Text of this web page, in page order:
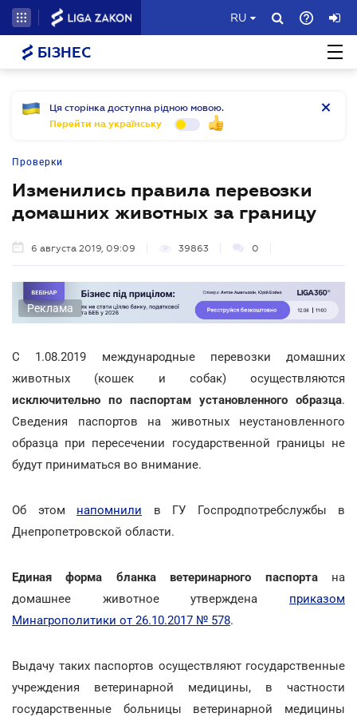
RU
БІЗНЕС
Ця сторінка доступна рідною мовою.
Перейти на українську
Проверки
Изменились правила перевозки
домашних животных за границу
6 августа 2019, 09:09 39863 0
Реклама
С 1.08.2019 международные перевозки домашних
животных (кошек и собак) осуществляются
исключительно по паспортам установленного образца.
Сведения паспортов на животных неустановленного
образца при пересечении государственной границы не
будут приниматься во внимание.
Об этом напомнили в ГУ Госпродпотребслужбы в
Днепропетровской области.
Единая форма бланка ветеринарного паспортана
домашнее животное утверждена приказом
Минагрополитики от 26.10.2017 № 578.
Выдачу таких паспортов осуществляют государственные
учреждения ветеринарной медицины, в частности
государственные больницы ветеринарной медицины